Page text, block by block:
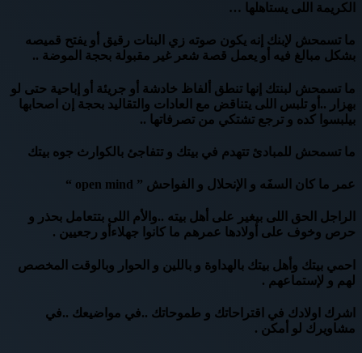
الكريمة اللى يستاهلها …
ما تسمحش لإبنك إنه يكون صوته زي البنات رقيق أو يفتح قميصه
بشكل مبالغ فيه أو يعمل قصة شعر غير مقبولة بحجة الموضة ..
ما تسمحش لبنتك إنها تنطق ألفاظ خادشة أو جريئة أو إباحية حتى لو
بهزار ..أو تلبس اللى يتناقض مع العادات والتقاليد بحجة إن اصحابها
بيلبسوا كده و ترجع تشتكي من تصرفاتها ..
ما تسمحش للمبادئ تتهدم في بيتك و تتفاجئ بالكوارث جوه بيتك
عمر ما كان السفَه و الإنحلال و الفواحش ” open mind “
الراجل الحق اللى بيغير على أهل بيته ..والأم اللى بتتعامل بحذر و
حرص وخوف على أولادها عمرهم ما كانوا جهلاءأو رجعيين .
احمي بيتك وأهل بيتك بالهداوة و باللين و الحوار وبالوقت المخصص
لهم و لإستماعهم .
اشرك اولادك في اقتراحاتك و طموحاتك ..في مواضيعك ..في
مشاويرك لو أمكن .